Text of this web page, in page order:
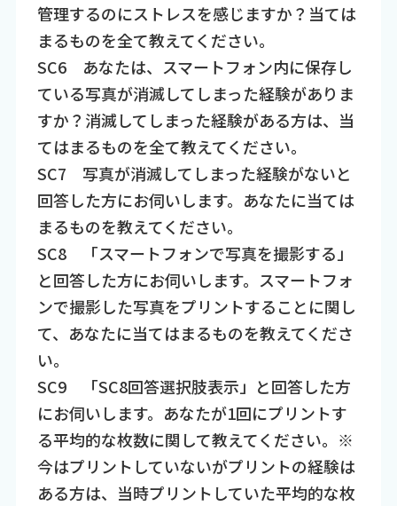
管理するのにストレスを感じますか？当ては
まるものを全て教えてください。
SC6 あなたは、スマートフォン内に保存し
ている写真が消滅してしまった経験がありま
すか？消滅してしまった経験がある方は、当
てはまるものを全て教えてください。
SC7 写真が消滅してしまった経験がないと
回答した方にお伺いします。あなたに当ては
まるものを教えてください。
SC8 「スマートフォンで写真を撮影する」
と回答した方にお伺いします。スマートフォ
ンで撮影した写真をプリントすることに関し
て、あなたに当てはまるものを教えてくださ
い。
SC9 「SC8回答選択肢表示」と回答した方
にお伺いします。あなたが1回にプリントす
る平均的な枚数に関して教えてください。※
今はプリントしていないがプリントの経験は
ある方は、当時プリントしていた平均的な枚